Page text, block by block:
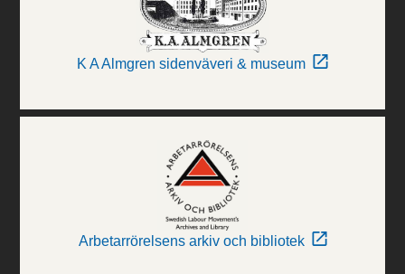
K A Almgren sidenväveri & museum
Arbetarrörelsens arkiv och bibliotek